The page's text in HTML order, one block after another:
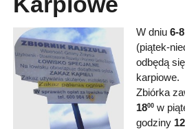
W dniu 6-
(piątek-
odbędą
karpiowe.
Zbiórka
1800 w
godziny 12